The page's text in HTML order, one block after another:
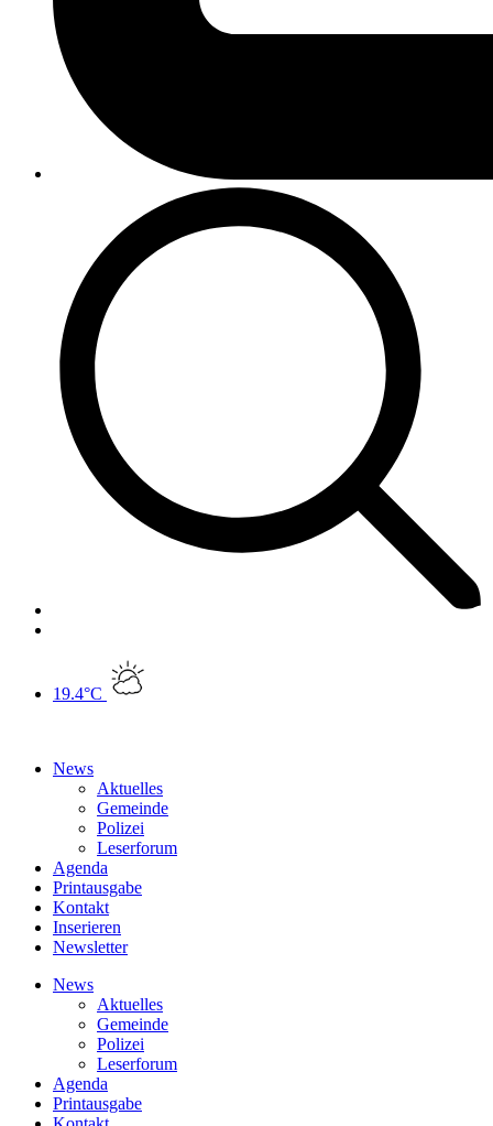
19.4°C
News
Aktuelles
Gemeinde
Polizei
Leserforum
Agenda
Printausgabe
Kontakt
Inserieren
Newsletter
News
Aktuelles
Gemeinde
Polizei
Leserforum
Agenda
Printausgabe